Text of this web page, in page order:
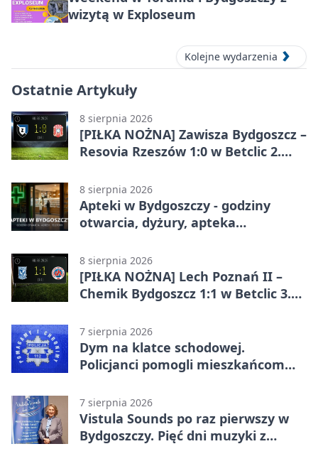
wizytą w Exploseum
Kolejne wydarzenia
Ostatnie Artykuły
8 sierpnia 2026
[PIŁKA NOŻNA] Zawisza Bydgoszcz –
Resovia Rzeszów 1:0 w Betclic 2.
8 sierpnia 2026
Apteki w Bydgoszczy - godziny
otwarcia, dyżury, apteka
8 sierpnia 2026
[PIŁKA NOŻNA] Lech Poznań II –
Chemik Bydgoszcz 1:1 w Betclic 3.
Bydgoszczanie wywieźli punkt z
Wronek
7 sierpnia 2026
Dym na klatce schodowej.
Policjanci pomogli mieszkańcom
7 sierpnia 2026
Vistula Sounds po raz pierwszy w
Bydgoszczy. Pięć dni muzyki z